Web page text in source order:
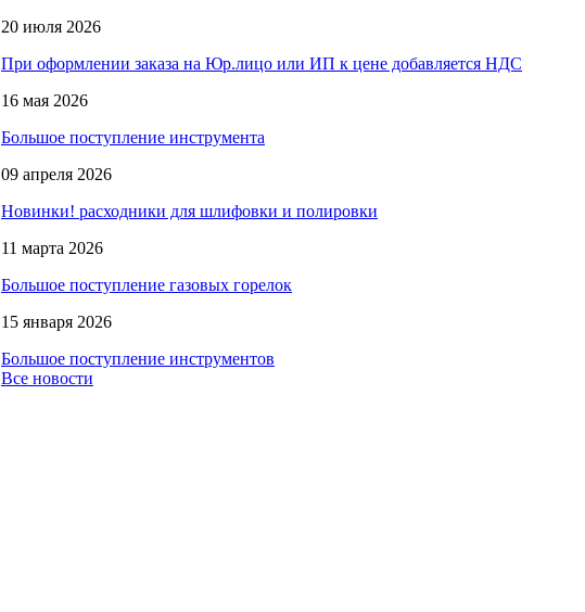
20 июля 2026
При оформлении заказа на Юр.лицо или ИП к цене добавляется НДС
16 мая 2026
Большое поступление инструмента
09 апреля 2026
Новинки! расходники для шлифовки и полировки
11 марта 2026
Большое поступление газовых горелок
15 января 2026
Большое поступление инструментов
Все новости